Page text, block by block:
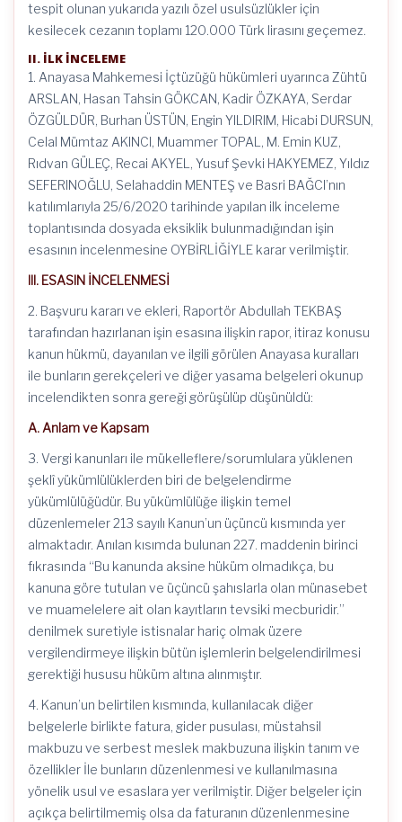
tespit olunan yukarıda yazılı özel usulsüzlükler için
kesilecek cezanın toplamı 120.000 Türk lirasını geçemez.
II. İLK İNCELEME
1. Anayasa Mahkemesi İçtüzüğü hükümleri uyarınca Zühtü
ARSLAN, Hasan Tahsin GÖKCAN, Kadir ÖZKAYA, Serdar
ÖZGÜLDÜR, Burhan ÜSTÜN, Engin YILDIRIM, Hicabi DURSUN,
Celal Mümtaz AKINCI, Muammer TOPAL, M. Emin KUZ,
Rıdvan GÜLEÇ, Recai AKYEL, Yusuf Şevki HAKYEMEZ, Yıldız
SEFERlNOĞLU, Selahaddin MENTEŞ ve Basri BAĞCI’nın
katılımlarıyla 25/6/2020 tarihinde yapılan ilk inceleme
toplantısında dosyada eksiklik bulunmadığından işin
esasının incelenmesine OYBİRLİĞİYLE karar verilmiştir.
III. ESASIN İNCELENMESİ
2. Başvuru kararı ve ekleri, Raportör Abdullah TEKBAŞ
tarafından hazırlanan işin esasına ilişkin rapor, itiraz konusu
kanun hükmü, dayanılan ve ilgili görülen Anayasa kuralları
ile bunların gerekçeleri ve diğer yasama belgeleri okunup
incelendikten sonra gereği görüşülüp düşünüldü:
A. Anlam ve Kapsam
3. Vergi kanunları ile mükelleflere/sorumlulara yüklenen
şeklî yükümlülüklerden biri de belgelendirme
yükümlülüğüdür. Bu yükümlülüğe ilişkin temel
düzenlemeler 213 sayılı Kanun’un üçüncü kısmında yer
almaktadır. Anılan kısımda bulunan 227. maddenin birinci
fıkrasında “Bu kanunda aksine hüküm olmadıkça, bu
kanuna göre tutulan ve üçüncü şahıslarla olan münasebet
ve muamelelere ait olan kayıtların tevsiki mecburidir.”
denilmek suretiyle istisnalar hariç olmak üzere
vergilendirmeye ilişkin bütün işlemlerin belgelendirilmesi
gerektiği hususu hüküm altına alınmıştır.
4. Kanun’un belirtilen kısmında, kullanılacak diğer
belgelerle birlikte fatura, gider pusulası, müstahsil
makbuzu ve serbest meslek makbuzuna ilişkin tanım ve
özellikler İle bunların düzenlenmesi ve kullanılmasına
yönelik usul ve esaslara yer verilmiştir. Diğer belgeler için
açıkça belirtilmemiş olsa da faturanın düzenlenmesine